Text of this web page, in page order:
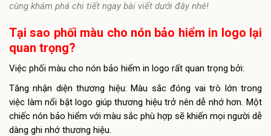
cùng khám phá chi tiết ngay bài viết dưới đây nhé!
Tại sao phối màu cho nón bảo hiểm in logo lại
quan trọng?
Việc phối màu cho nón bảo hiểm in logo rất quan trọng bởi:
Tăng nhận diện thương hiệu: Màu sắc đóng vai trò lớn trong
việc làm nổi bật logo giúp thương hiệu trở nên dễ nhớ hơn. Một
chiếc nón bảo hiểm với màu sắc phù hợp sẽ khiến mọi người dễ
dàng ghi nhớ thương hiệu.